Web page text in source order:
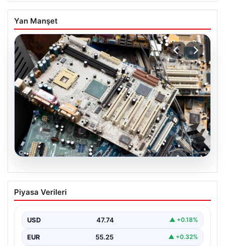
Yan Manşet
Kurumsal IT Dönüşümü ve Çevre
Hizmetleri
envanterlerini sürekli zamanda yenilemektedir. Bu
modernizasyon süreçlerinde boşa…
Piyasa Verileri
USD 47.74 ▲ +0.18%
EUR 55.25 ▲ +0.32%